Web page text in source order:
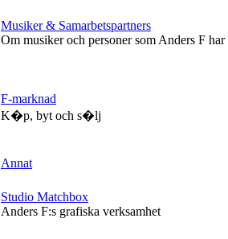
Musiker & Samarbetspartners
Om musiker och personer som Anders F har
F-marknad
K�p, byt och s�lj
Annat
Studio Matchbox
Anders F:s grafiska verksamhet